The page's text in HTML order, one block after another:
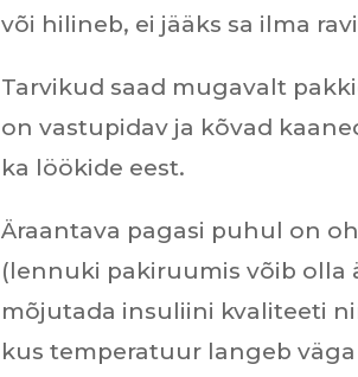
või hilineb, ei jääks sa ilma
Tarvikud saad mugavalt
on vastupidav ja kõvad
ka löökide eest.
Äraantava pagasi puhul on
(lennuki pakiruumis võib olla
mõjutada insuliini kvaliteeti
kus temperatuur langeb